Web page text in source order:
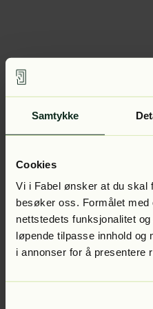
Samtykke
Cookies
Vi i Fabel ønsker at du skal
besøker oss. Formålet
nettstedets funksjonalitet
løpende tilpasse innhold og
i annonser for å presentere